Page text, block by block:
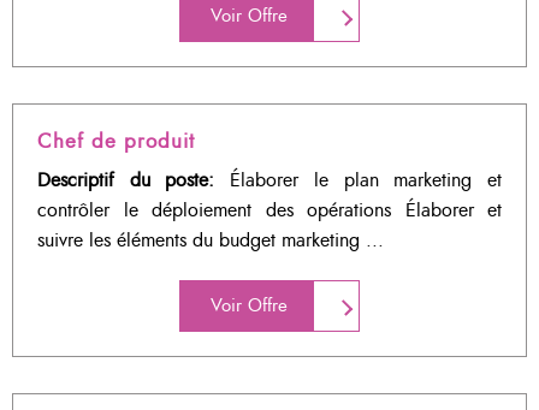
Voir Offre
Chef de produit
Descriptif du poste: Élaborer le plan marketing et
contrôler le déploiement des opérations Élaborer et
suivre les éléments du budget marketing ...
Voir Offre